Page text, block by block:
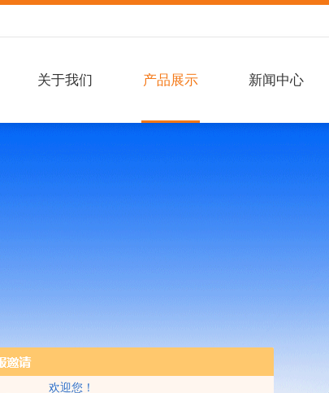
欢迎您！
关于我们 产品展示 新闻中心